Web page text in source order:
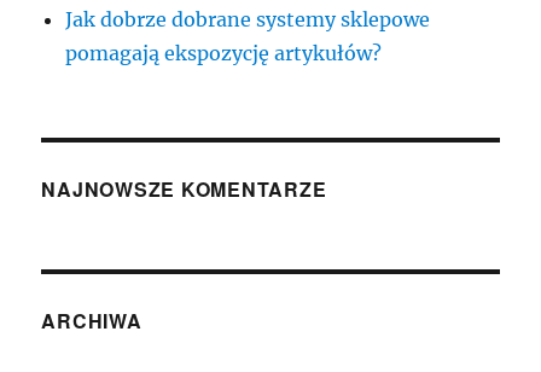
Jak dobrze dobrane systemy sklepowe
pomagają ekspozycję artykułów?
NAJNOWSZE KOMENTARZE
ARCHIWA